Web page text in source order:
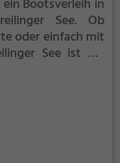
Bootsverleih in
See. Ob
oder einfach mit
See ist die
und